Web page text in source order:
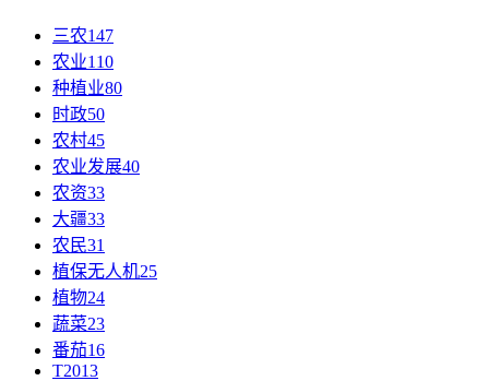
三农147
农业110
种植业80
时政50
农村45
农业发展40
农资33
大疆33
农民31
植保无人机25
植物24
蔬菜23
番茄16
T2013